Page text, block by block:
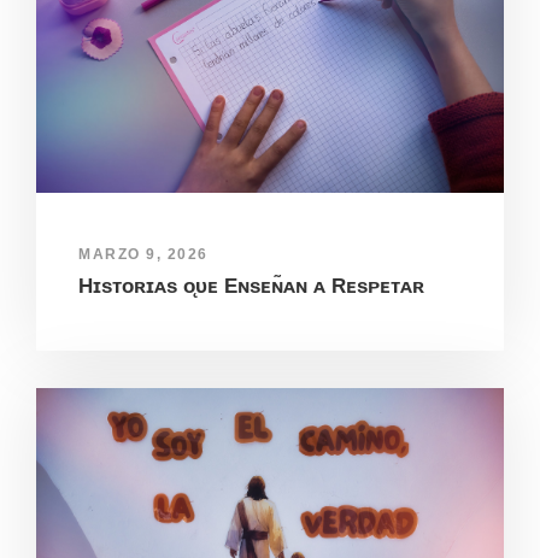
MARZO 9, 2026
Hɪsᴛᴏʀɪᴀs ᴏ̨ᴜᴇ Eɴsᴇɴ̃ᴀɴ ᴀ Rᴇsᴘᴇᴛᴀʀ